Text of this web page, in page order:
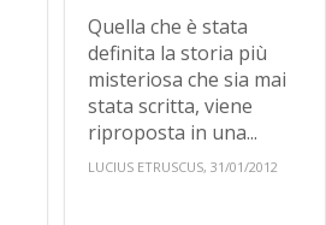
Quella che è stata
definita la storia più
misteriosa che sia mai
stata scritta, viene
riproposta in una...
LUCIUS ETRUSCUS, 31/01/2012